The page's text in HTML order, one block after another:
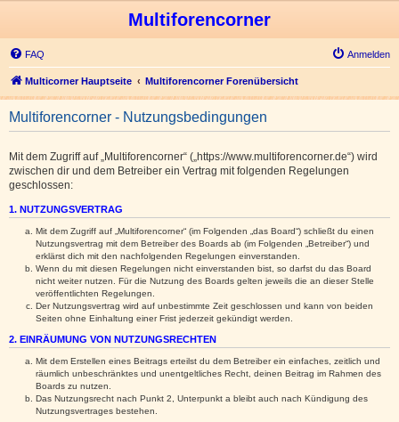
Multiforencorner
FAQ Anmelden
Multicorner Hauptseite Multiforencorner Forenübersicht
Multiforencorner - Nutzungsbedingungen
Mit dem Zugriff auf „Multiforencorner“ („https://www.multiforencorner.de“) wird
zwischen dir und dem Betreiber ein Vertrag mit folgenden Regelungen
geschlossen:
1. NUTZUNGSVERTRAG
Mit dem Zugriff auf „Multiforencorner“ (im Folgenden „das Board“) schließt du einen
Nutzungsvertrag mit dem Betreiber des Boards ab (im Folgenden „Betreiber“) und
erklärst dich mit den nachfolgenden Regelungen einverstanden.
Wenn du mit diesen Regelungen nicht einverstanden bist, so darfst du das Board
nicht weiter nutzen. Für die Nutzung des Boards gelten jeweils die an dieser Stelle
veröffentlichten Regelungen.
Der Nutzungsvertrag wird auf unbestimmte Zeit geschlossen und kann von beiden
Seiten ohne Einhaltung einer Frist jederzeit gekündigt werden.
2. EINRÄUMUNG VON NUTZUNGSRECHTEN
Mit dem Erstellen eines Beitrags erteilst du dem Betreiber ein einfaches, zeitlich und
räumlich unbeschränktes und unentgeltliches Recht, deinen Beitrag im Rahmen des
Boards zu nutzen.
Das Nutzungsrecht nach Punkt 2, Unterpunkt a bleibt auch nach Kündigung des
Nutzungsvertrages bestehen.